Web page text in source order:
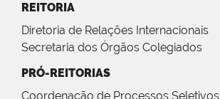
REITORIA
Diretoria de Relações Internacionais
Secretaria dos Órgãos Colegiados
PRÓ-REITORIAS
Coordenação de Processos Seletivos